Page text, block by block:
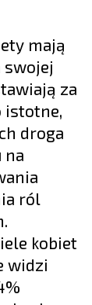
mają
swojej
za
istotne,
droga
na
ról
kobiet
widzi